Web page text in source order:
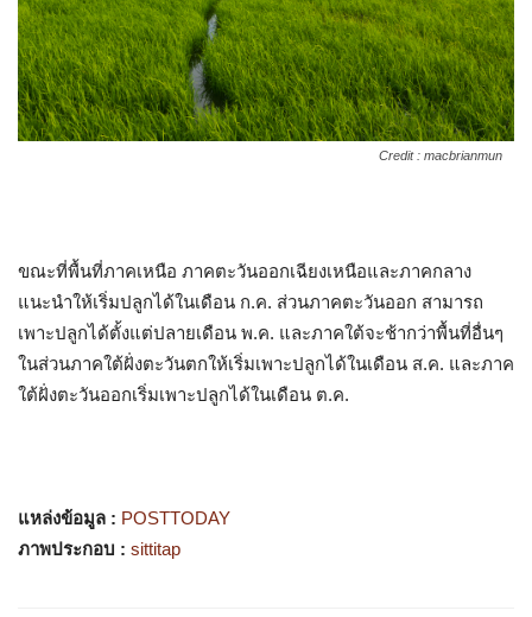
Credit : macbrianmun
ขณะที่พื้นที่ภาคเหนือ ภาคตะวันออกเฉียงเหนือและภาคกลาง
แนะนำให้เริ่มปลูกได้ในเดือน ก.ค. ส่วนภาคตะวันออก สามารถ
เพาะปลูกได้ตั้งแต่ปลายเดือน พ.ค. และภาคใต้จะช้ากว่าพื้นที่อื่นๆ
ในส่วนภาคใต้ฝั่งตะวันตกให้เริ่มเพาะปลูกได้ในเดือน ส.ค. และภาค
ใต้ฝั่งตะวันออกเริ่มเพาะปลูกได้ในเดือน ต.ค.
แหล่งข้อมูล : POSTTODAY
ภาพประกอบ : sittitap